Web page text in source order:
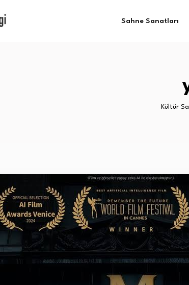
Sahne Sanatları
Kültür